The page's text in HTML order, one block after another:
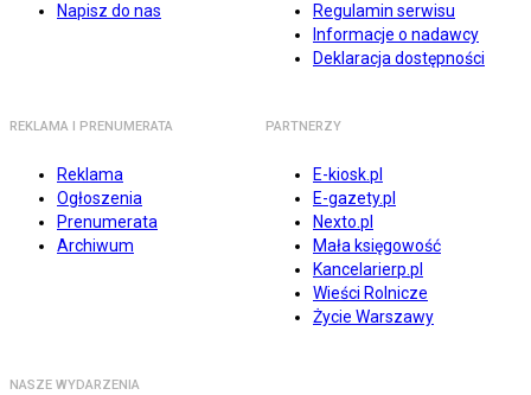
Napisz do nas
Regulamin serwisu
Informacje o nadawcy
Deklaracja dostępności
REKLAMA I PRENUMERATA
Reklama
Ogłoszenia
Prenumerata
Archiwum
PARTNERZY
E-kiosk.pl
E-gazety.pl
Nexto.pl
Mała księgowość
Kancelarierp.pl
Wieści Rolnicze
Życie Warszawy
NASZE WYDARZENIA